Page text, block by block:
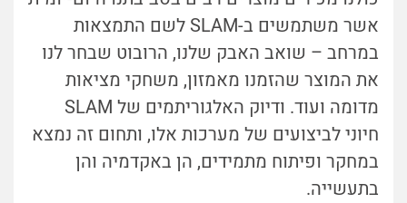
אשר משתמשים ב-SLAM לשם התמצאות
במרחב – שואב האבק שלנו, הרובוט שבחר לנו
את המוצר שהזמנו מאמזון, משחקי מציאות
מדומה ועוד. ודיוק האלגוריתמים של SLAM
חיוני לביצועים של מערכות אלו, ותחום זה נמצא
במחקר ופיתוח מתמידים, הן באקדמיה והן
בתעשייה.